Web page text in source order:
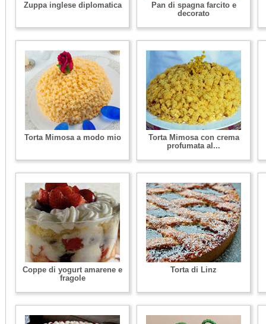
Zuppa inglese diplomatica
Pan di spagna farcito e
decorato
Torta Mimosa a modo mio
Torta Mimosa con crema
profumata al...
Coppe di yogurt amarene e
fragole
Torta di Linz